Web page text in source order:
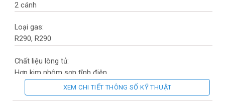
2 cánh
Loại gas:
R290, R290
Chất liệu lòng tủ:
Hợp kim nhôm sơn tĩnh điện
Chất liệu thân tủ:
XEM CHI TIẾT THÔNG SỐ KỸ THUẬT